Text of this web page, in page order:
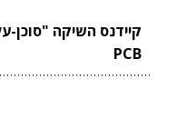
קיידנס השיקה "סוכן-
PCB